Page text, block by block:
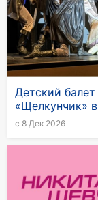
Детский балет
«Щелкунчик» в
Германии
с 8 Дек 2026